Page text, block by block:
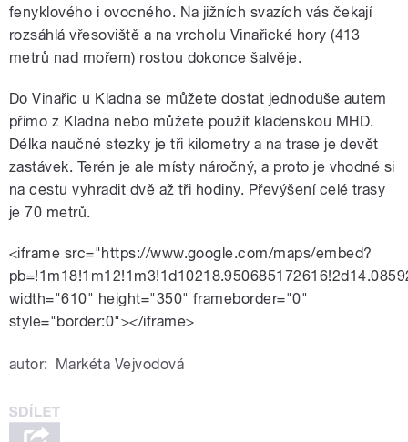
fenyklového i ovocného. Na jižních svazích vás čekají
rozsáhlá vřesoviště a na vrcholu Vinařické hory (413
metrů nad mořem) rostou dokonce šalvěje.
Do Vinařic u Kladna se můžete dostat jednoduše autem
přímo z Kladna nebo můžete použít kladenskou MHD.
Délka naučné stezky je tři kilometry a na trase je devět
zastávek. Terén je ale místy náročný, a proto je vhodné si
na cestu vyhradit dvě až tři hodiny. Převýšení celé trasy
je 70 metrů.
<iframe src="https://www.google.com/maps/embed?
width="610" height="350" frameborder="0"
style="border:0"></iframe>
autor: Markéta Vejvodová